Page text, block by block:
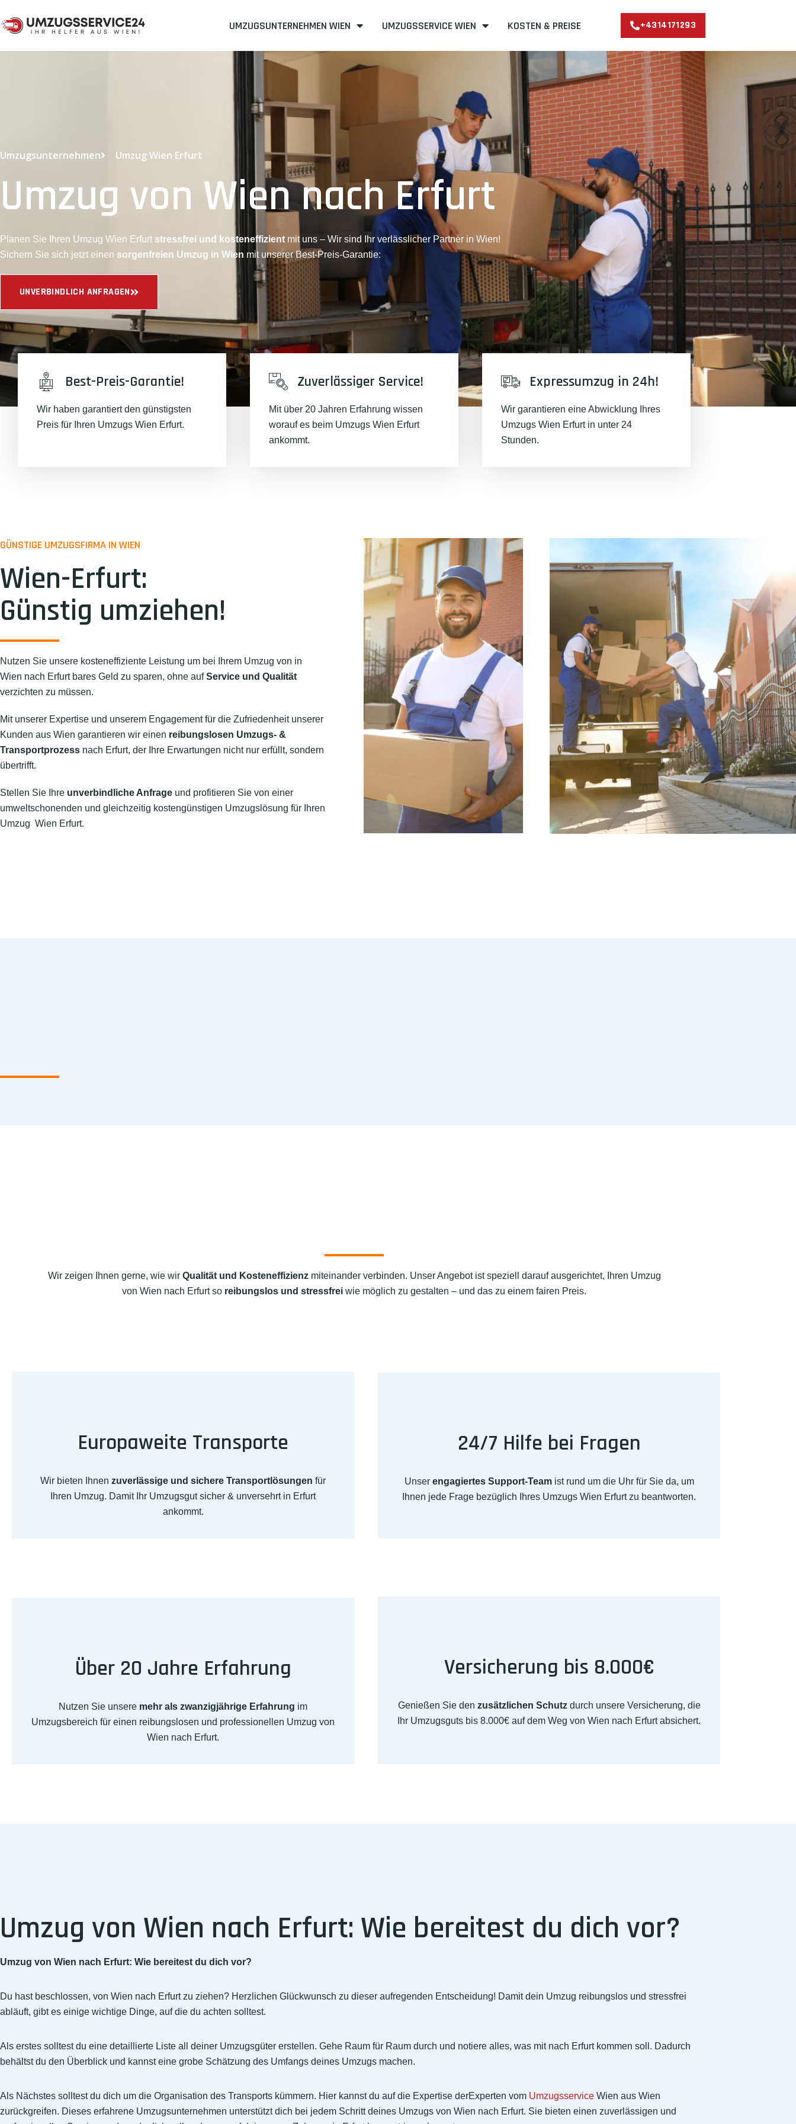
UMZUGSUNTERNEHMEN WIEN UMZUGSSERVICE WIEN KOSTEN & PREISE +4314171293
Umzugsunternehmen Umzug Wien Erfurt
Umzug von Wien nach Erfurt
Planen Sie Ihren Umzug Wien Erfurt stressfrei und kosteneffizient mit uns – Wir sind Ihr verlässlicher Partner in Wien!
Sichern Sie sich jetzt einen sorgenfreien Umzug in Wien mit unserer Best-Preis-Garantie:
UNVERBINDLICH ANFRAGEN
Best-Preis-Garantie!
Wir haben garantiert den günstigsten
Preis für Ihren Umzugs Wien Erfurt.
Zuverlässiger Service!
Mit über 20 Jahren Erfahrung wissen
worauf es beim Umzugs Wien Erfurt
ankommt.
Expressumzug in 24h!
Wir garantieren eine Abwicklung Ihres
Umzugs Wien Erfurt in unter 24
Stunden.
GÜNSTIGE UMZUGSFIRMA IN WIEN
Wien-Erfurt:
Günstig umziehen!
Nutzen Sie unsere kosteneffiziente Leistung um bei Ihrem Umzug von in
Wien nach Erfurt bares Geld zu sparen, ohne aufService und Qualität
verzichten zu müssen.
Mit unserer Expertise und unserem Engagement für die Zufriedenheit unserer
Kunden aus Wien garantieren wir einen reibungslosen Umzugs- &
Transportprozess nach Erfurt, der Ihre Erwartungen nicht nur erfüllt, sondern
übertrifft.
Stellen Sie Ihre unverbindliche Anfrage und profitieren Sie von einer
umweltschonenden und gleichzeitig kostengünstigen Umzugslösung für Ihren
Umzug Wien Erfurt.
Wir zeigen Ihnen gerne, wie wir Qualität und Kosteneffizienzmiteinander verbinden. Unser Angebot ist speziell darauf ausgerichtet, Ihren Umzug
von Wien nach Erfurt so reibungslos und stressfrei wie möglich zu gestalten – und das zu einem fairen Preis.
Europaweite Transporte
Wir bieten Ihnen zuverlässige und sichere Transportlösungen für
Ihren Umzug. Damit Ihr Umzugsgut sicher & unversehrt in Erfurt
ankommt.
24/7 Hilfe bei Fragen
Unser engagiertes Support-Teamist rund um die Uhr für Sie da, um
Ihnen jede Frage bezüglich Ihres Umzugs Wien Erfurt zu beantworten.
Über 20 Jahre Erfahrung
Nutzen Sie unsere mehr als zwanzigjährige Erfahrung im
Umzugsbereich für einen reibungslosen und professionellen Umzug von
Wien nach Erfurt.
Versicherung bis 8.000€
Genießen Sie den zusätzlichen Schutzdurch unsere Versicherung, die
Ihr Umzugsguts bis 8.000€ auf dem Weg von Wien nach Erfurt absichert.
Umzug von Wien nach Erfurt: Wie bereitest du dich vor?
Umzug von Wien nach Erfurt: Wie bereitest du dich vor?
Du hast beschlossen, von Wien nach Erfurt zu ziehen? Herzlichen Glückwunsch zu dieser aufregenden Entscheidung! Damit dein Umzug reibungslos und stressfrei
abläuft, gibt es einige wichtige Dinge, auf die du achten solltest.
Als erstes solltest du eine detaillierte Liste all deiner Umzugsgüter erstellen. Gehe Raum für Raum durch und notiere alles, was mit nach Erfurt kommen soll. Dadurch
behältst du den Überblick und kannst eine grobe Schätzung des Umfangs deines Umzugs machen.
Als Nächstes solltest du dich um die Organisation des Transports kümmern. Hier kannst du auf die Expertise derExperten vom Umzugsservice Wien aus Wien
zurückgreifen. Dieses erfahrene Umzugsunternehmen unterstützt dich bei jedem Schritt deines Umzugs von Wien nach Erfurt. Sie bieten einen zuverlässigen und